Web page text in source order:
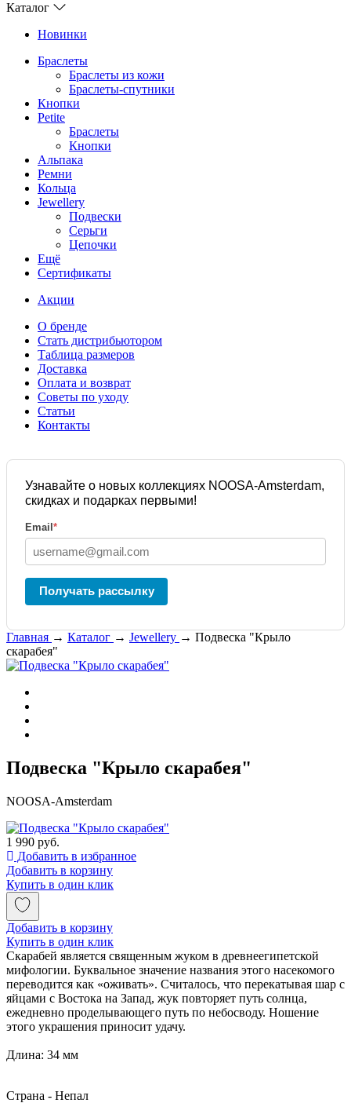
Каталог
Новинки
Браслеты
Браслеты из кожи
Браслеты-спутники
Кнопки
Petite
Браслеты
Кнопки
Альпака
Ремни
Кольца
Jewellery
Подвески
Серьги
Цепочки
Ещё
Сертификаты
Акции
О бренде
Стать дистрибьютором
Таблица размеров
Доставка
Оплата и возврат
Советы по уходу
Статьи
Контакты
Узнавайте о новых коллекциях NOOSA-Amsterdam,
скидках и подарках первыми!
Email *
Получать рассылку
Главная → Каталог → Jewellery → Подвеска "Крыло
скарабея"
Подвеска "Крыло скарабея"
NOOSA-Amsterdam
1 990 руб.
Добавить в избранное
Добавить в корзину
Купить в один клик
Добавить в корзину
Купить в один клик
Скарабей является священным жуком в древнеегипетской
мифологии. Буквальное значение названия этого насекомого
переводится как «оживать». Считалось, что перекатывая шар с
яйцами с Востока на Запад, жук повторяет путь солнца,
ежедневно проделывающего путь по небосводу. Ношение
этого украшения приносит удачу.
Длина: 34 мм
Страна - Непал